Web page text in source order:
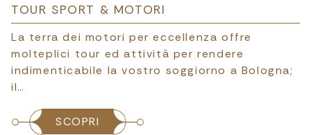
TOUR SPORT & MOTORI
La terra dei motori per eccellenza offre
molteplici tour ed attività per rendere
indimenticabile la vostro soggiorno a Bologna;
il…
SCOPRI